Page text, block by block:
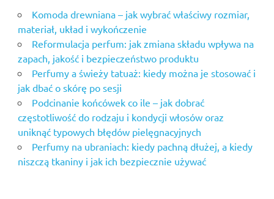
Komoda drewniana – jak wybrać właściwy rozmiar,
materiał, układ i wykończenie
Reformulacja perfum: jak zmiana składu wpływa na
zapach, jakość i bezpieczeństwo produktu
Perfumy a świeży tatuaż: kiedy można je stosować i
jak dbać o skórę po sesji
Podcinanie końcówek co ile – jak dobrać
częstotliwość do rodzaju i kondycji włosów oraz
uniknąć typowych błędów pielęgnacyjnych
Perfumy na ubraniach: kiedy pachną dłużej, a kiedy
niszczą tkaniny i jak ich bezpiecznie używać